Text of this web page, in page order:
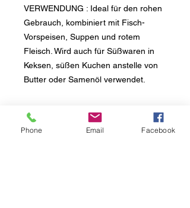
VERWENDUNG : Ideal für den rohen
Gebrauch, kombiniert mit Fisch-
Vorspeisen, Suppen und rotem
Fleisch. Wird auch für Süßwaren in
Keksen, süßen Kuchen anstelle von
Butter oder Samenöl verwendet.
Phone Email Facebook